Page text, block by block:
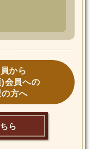
から
会員への
方へ
ら